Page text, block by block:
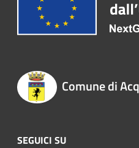
Comune di
SEGUICI SU